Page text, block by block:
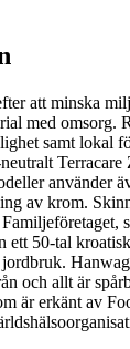
att minska
med omsorg.
samt lokal
använder
av krom.
ett 50-tal
och allt är
är erkänt av